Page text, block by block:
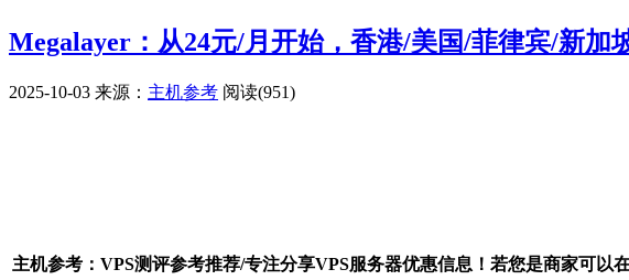
Megalayer：从24元/月开始，香港/美国/菲律宾/新
2025-10-03 来源： 主机参考 阅读(951)
主机参考：VPS测评参考推荐/专注分享VPS服务器优惠信息！若您是商家可以